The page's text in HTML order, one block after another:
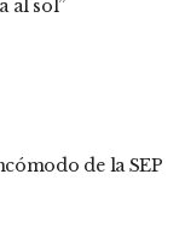
al sol”
de la SEP